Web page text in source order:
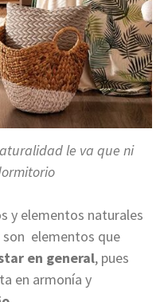
le va que ni
y elementos naturales
elementos que
en general, pues
en armonía y